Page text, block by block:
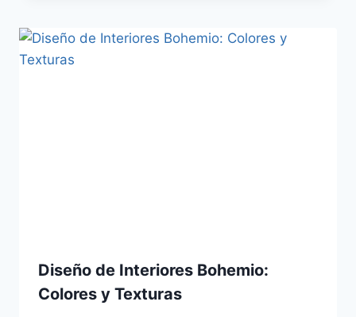
Diseño de Interiores Bohemio:
Colores y Texturas